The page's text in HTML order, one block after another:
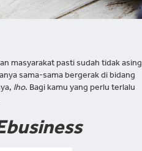
masyarakat pasti sudah tidak asing
sama-sama bergerak di bidang
lho. Bagi kamu yang perlu terlalu